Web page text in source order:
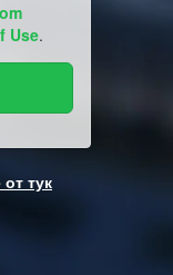
Use.
тук